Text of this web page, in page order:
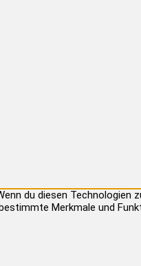
du diesen Technologien
Merkmale und